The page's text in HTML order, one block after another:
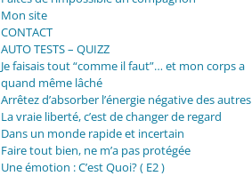
Mon site
CONTACT
AUTO TESTS – QUIZZ
Je faisais tout “comme il faut”… et mon corps a
quand même lâché
Arrêtez d’absorber l’énergie négative des autres
La vraie liberté, c’est de changer de regard
Dans un monde rapide et incertain
Faire tout bien, ne m’a pas protégée
Une émotion : C’est Quoi? ( E2 )